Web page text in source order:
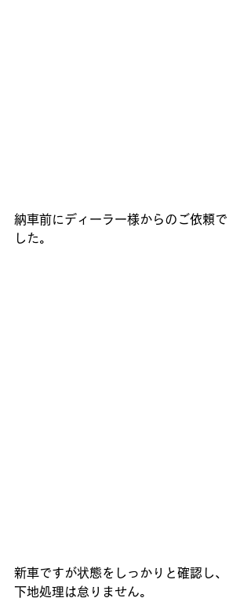
納車前にディーラー様からのご依頼で
した。
新車ですが状態をしっかりと確認し、
下地処理は怠りません。